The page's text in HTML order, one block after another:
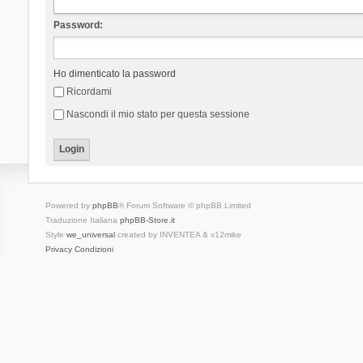
Password:
Ho dimenticato la password
Ricordami
Nascondi il mio stato per questa sessione
Powered by phpBB® Forum Software © phpBB Limited
Traduzione Italiana phpBB-Store.it
Style we_universalcreated by INVENTEA & v12mike
Privacy Condizioni